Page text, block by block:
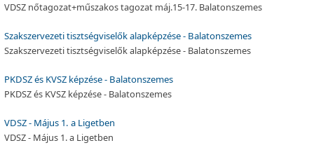
VDSZ nőtagozat+műszakos tagozat máj.15-17. Balatonszemes
Szakszervezeti tisztségviselők alapképzése - Balatonszemes
Szakszervezeti tisztségviselők alapképzése - Balatonszemes
PKDSZ és KVSZ képzése - Balatonszemes
PKDSZ és KVSZ képzése - Balatonszemes
VDSZ - Május 1. a Ligetben
VDSZ - Május 1. a Ligetben